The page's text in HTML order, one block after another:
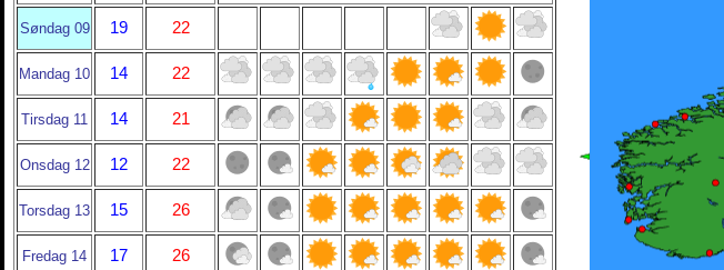
Søndag 09 19 22
Mandag 10 14 22
Tirsdag 11 14 21
Onsdag 12 12 22
Torsdag 13 15 26
Fredag 14 17 26